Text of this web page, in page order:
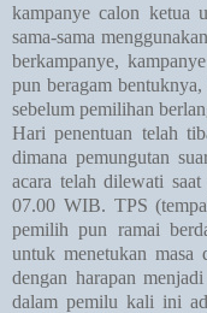
kampanye calon ketua
sama-sama
berkampanye,
pun beragam
sebelum pemilihan
Hari penentuan telah
dimana pemungutan
acara telah dilewati
07.00 WIB. TPS
pemilih pun ramai
untuk menetukan
dengan harapan
dalam pemilu kali ini